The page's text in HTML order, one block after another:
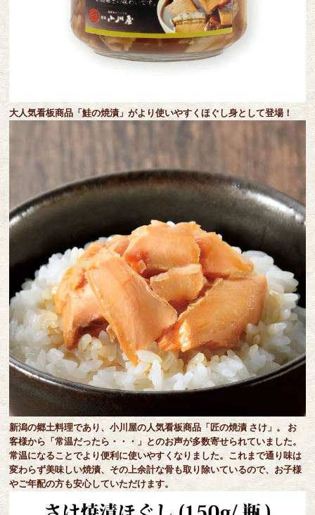
大人気看板商品「鮭の焼漬」がより使いやすくほぐし身として登場！
新潟の郷土料理であり、小川屋の人気看板商品「匠の焼漬 さけ」。 お
客様から「常温だったら・・・」とのお声が多数寄せられていました。
常温になることでより便利に使いやすくなりました。これまで通り味は
変わらず美味しい焼漬、その上余計な骨も取り除いているので、お子様
やご年配の方も安心していただけます。